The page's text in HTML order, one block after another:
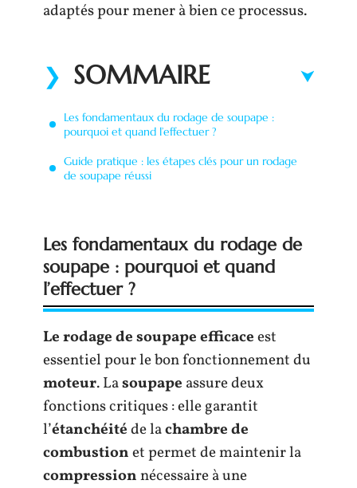
adaptés pour mener à bien ce processus.
SOMMAIRE
Les fondamentaux du rodage de soupape :
pourquoi et quand l’effectuer ?
Guide pratique : les étapes clés pour un rodage
de soupape réussi
Les fondamentaux du rodage de
soupape : pourquoi et quand
l’effectuer ?
Le rodage de soupape efficaceest
essentiel pour le bon fonctionnement du
moteur. Lasoupape assure deux
fonctions critiques : elle garantit
l’étanchéitéde lachambre de
combustionet permet de maintenir la
compressionnécessaire à une